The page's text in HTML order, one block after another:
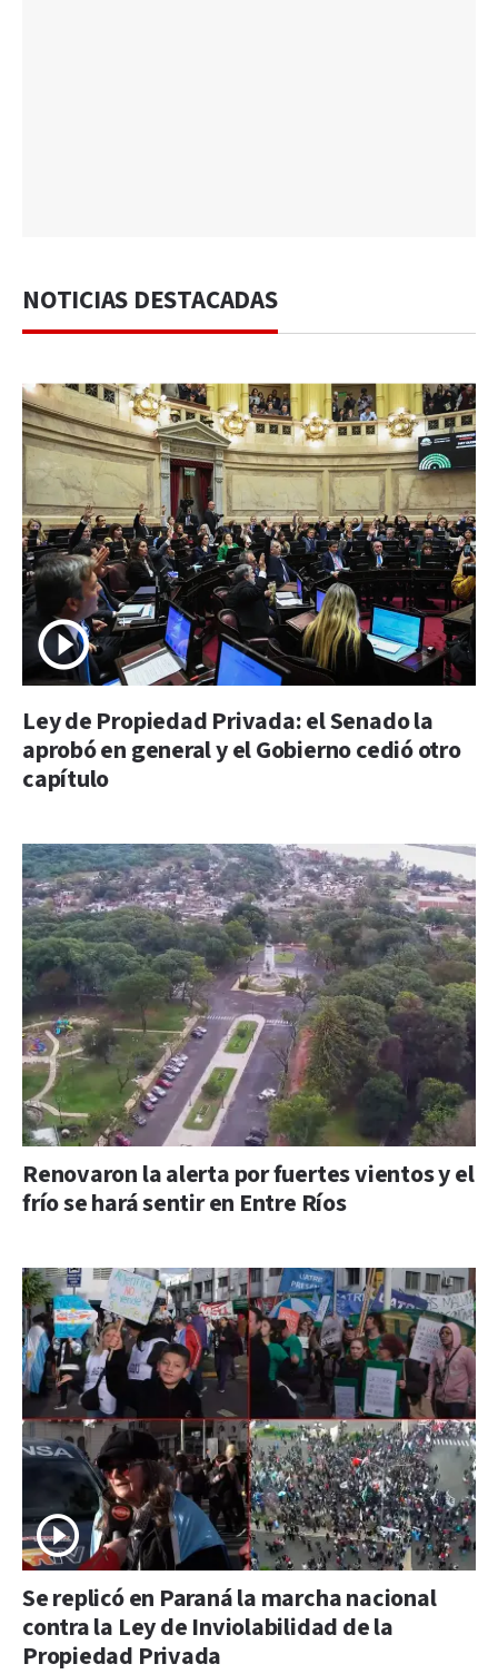
NOTICIAS DESTACADAS
Ley de Propiedad Privada: el Senado la
aprobó en general y el Gobierno cedió otro
capítulo
Renovaron la alerta por fuertes vientos y el
frío se hará sentir en Entre Ríos
Se replicó en Paraná la marcha nacional
contra la Ley de Inviolabilidad de la
Propiedad Privada